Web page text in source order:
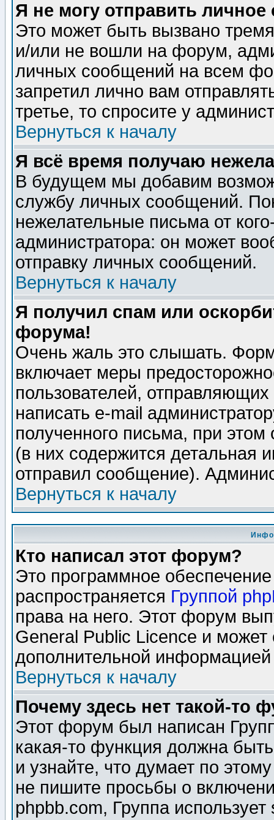
Я не могу отправить
Это может быть вызвано
и/или не вошли на форум,
личных сообщений на всем
запретил лично вам
третье, то спросите у
Вернуться к началу
Я всё время получаю
В будущем мы добавим
службу личных сообщений.
нежелательные письма от
администратора: он может
отправку личных сообщений.
Вернуться к началу
Я получил спам или
форума!
Очень жаль это слышать.
включает меры
пользователей,
написать e-mail
полученного письма, при этом
(в них содержится детальная
отправил сообщение).
Вернуться к началу
Кто написал этот форум?
Это программное
распространяется Группой
права на него. Этот форум
General Public Licence и может
дополнительной
Вернуться к началу
Почему здесь нет такой-то
Этот форум был написан
какая-то функция должна
и узнайте, что думает по
не пишите просьбы о
phpbb.com, Группа